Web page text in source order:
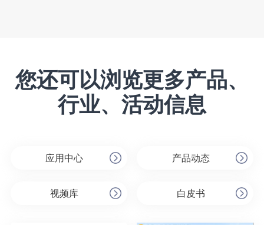
您还可以浏览更多产品、
行业、活动信息
应用中心 产品动态
视频库 白皮书